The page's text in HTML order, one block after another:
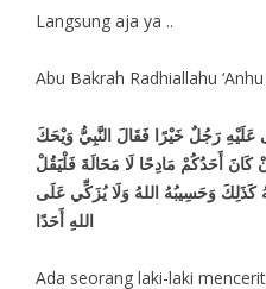
Langsung aja ya ..
Abu Bakrah Radhiallahu
عَلَيْهِ رَجُلٌ خَيْرًا فَقَالَ النَّبِيُّ وَيْحَكَ
أَحَدُكُمْ مَادِحًا لَا مَحَالَةَ فَلْيَقُلْ
وَحَسِيبُهُ اللهُ وَلَا يُزَكِّي عَلَى
اللهِ أَحَدًا
Ada seorang laki-laki